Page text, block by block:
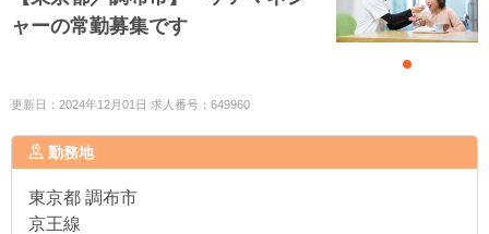
ャーの常勤募集です
更新日：2024年12月01日 求人番号：649960
勤務地
東京都 調布市
京王線